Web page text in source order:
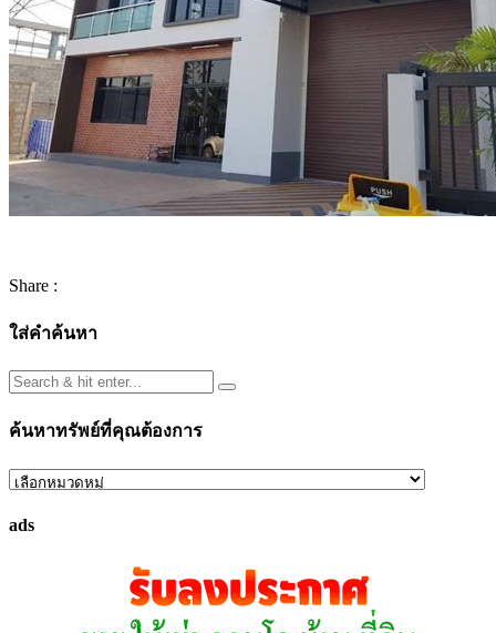
Share :
ใส่คำค้นหา
ค้นหาทรัพย์ที่คุณต้องการ
ค้นหา
ที่
ads